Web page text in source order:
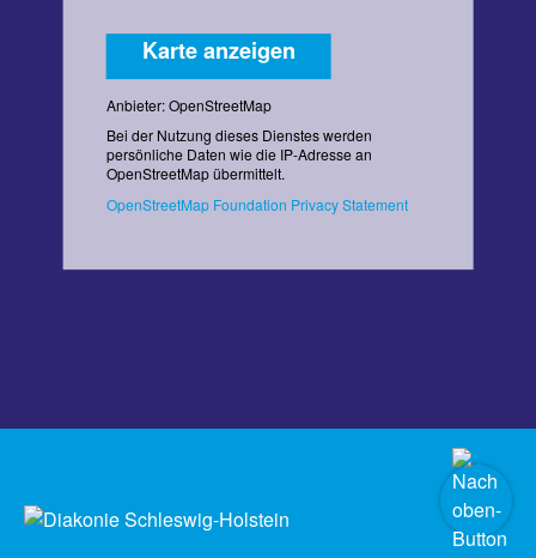
Karte anzeigen
Anbieter: OpenStreetMap
Bei der Nutzung dieses Dienstes werden
persönliche Daten wie die IP-Adresse an
OpenStreetMap übermittelt.
OpenStreetMap Foundation Privacy Statement